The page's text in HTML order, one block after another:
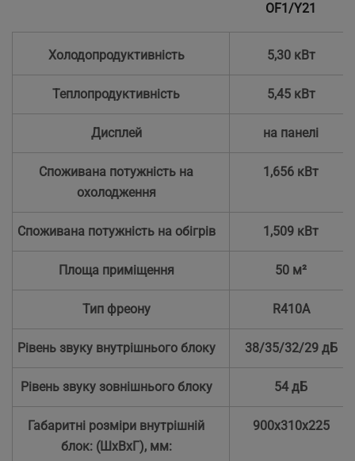
OF1/Y21
Холодопродуктивність 5,30 кВт
Теплопродуктивність 5,45 кВт
Дисплей на панелі
Споживана потужність на
охолодження
1,656 кВт
Споживана потужність на обігрів 1,509 кВт
Площа приміщення 50 м²
Тип фреону R410А
Рівень звуку внутрішнього блоку 38/35/32/29 дБ
Рівень звуку зовнішнього блоку 54 дБ
Габаритні розміри внутрішній
блок: (ШхВхГ), мм:
900х310х225